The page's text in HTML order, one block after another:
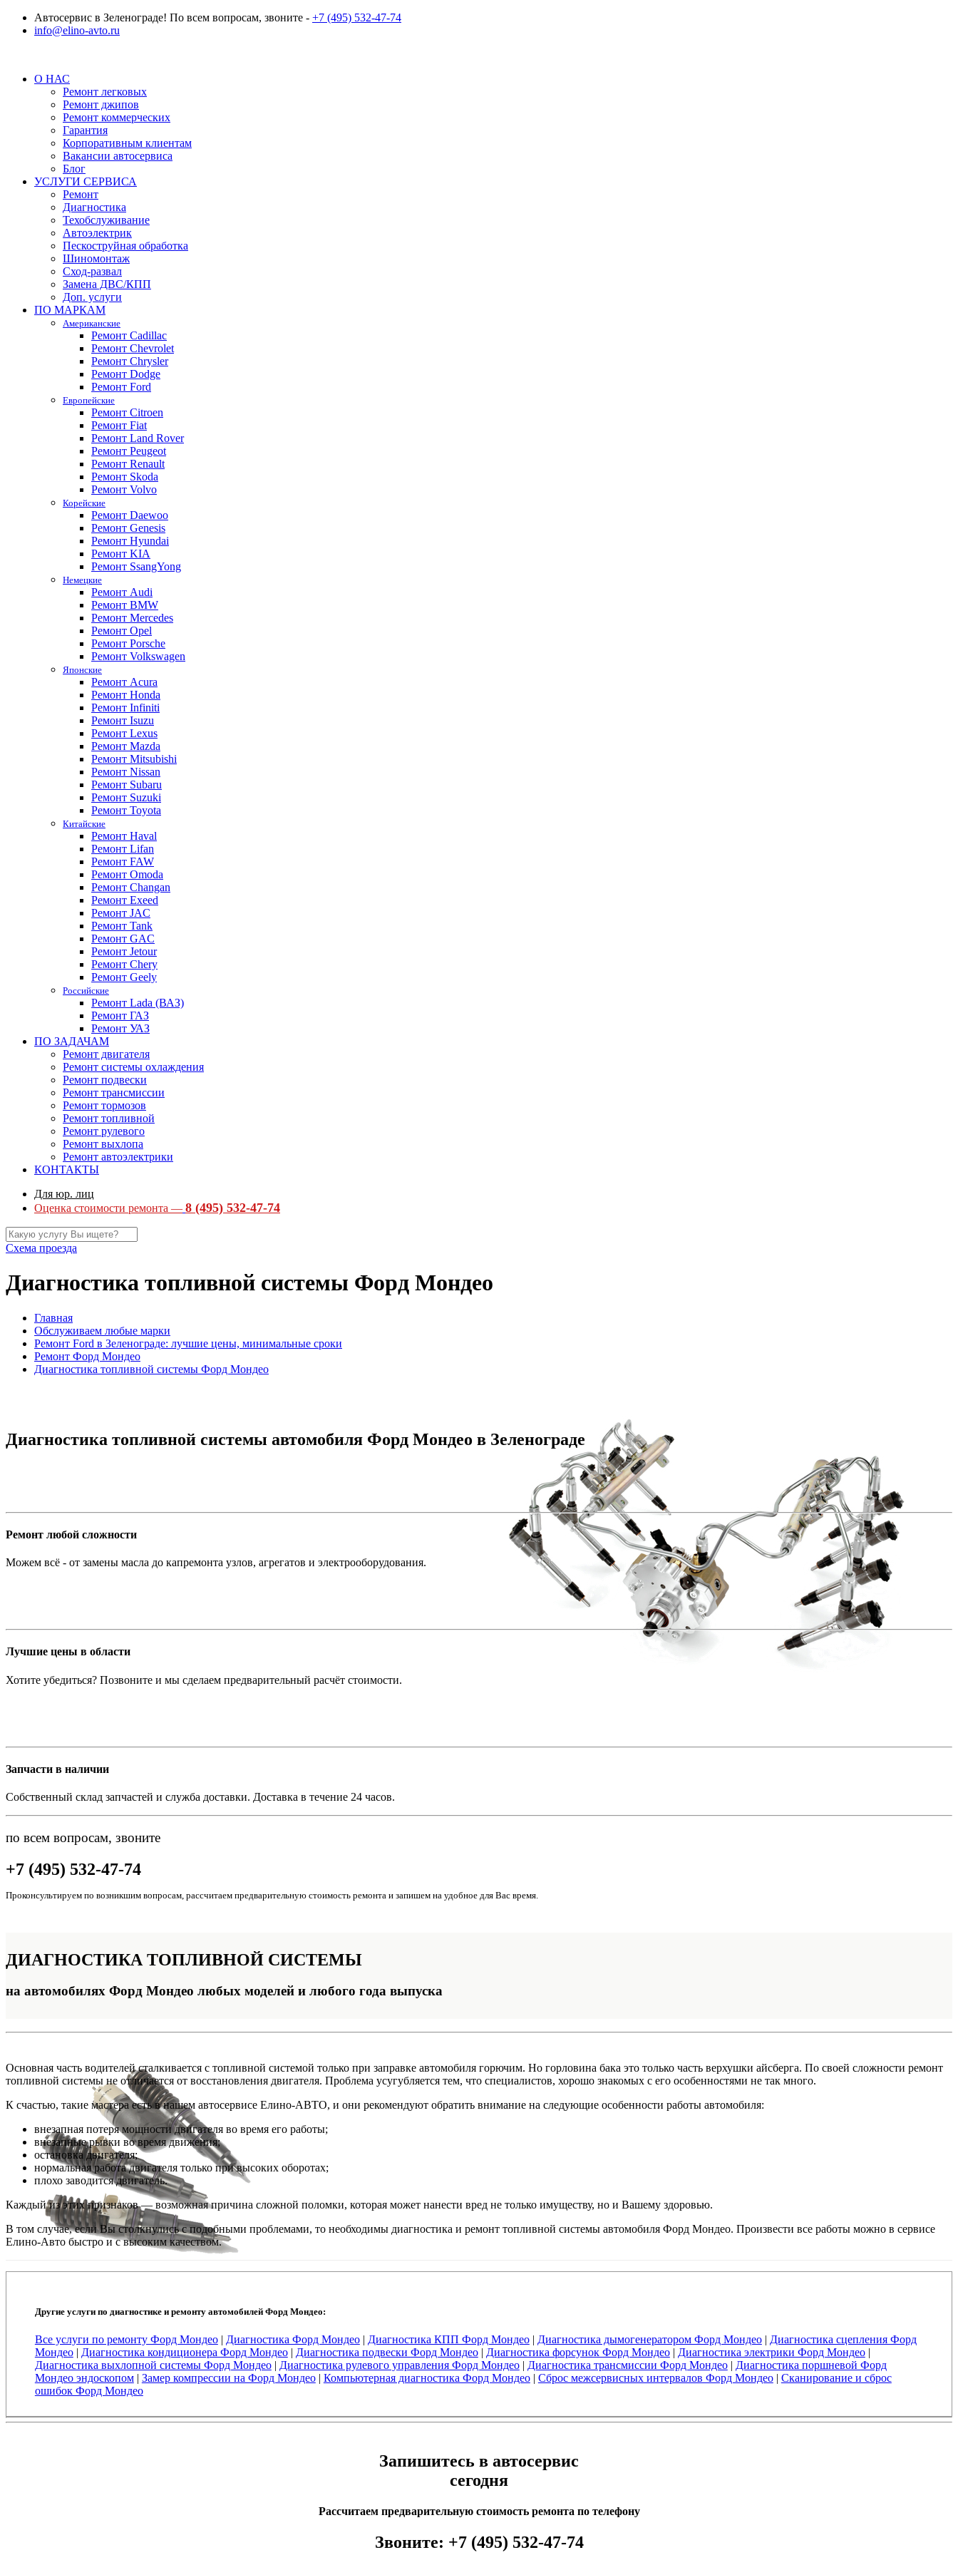
Автосервис в Зеленограде! По всем вопросам, звоните - +7 (495) 532-47-74
info@elino-avto.ru
О НАС
Ремонт легковых
Ремонт джипов
Ремонт коммерческих
Гарантия
Корпоративным клиентам
Вакансии автосервиса
Блог
УСЛУГИ СЕРВИСА
Ремонт
Диагностика
Техобслуживание
Автоэлектрик
Пескоструйная обработка
Шиномонтаж
Сход-развал
Замена ДВС/КПП
Доп. услуги
ПО МАРКАМ
Американские
Ремонт Cadillac
Ремонт Chevrolet
Ремонт Chrysler
Ремонт Dodge
Ремонт Ford
Европейские
Ремонт Citroen
Ремонт Fiat
Ремонт Land Rover
Ремонт Peugeot
Ремонт Renault
Ремонт Skoda
Ремонт Volvo
Корейские
Ремонт Daewoo
Ремонт Genesis
Ремонт Hyundai
Ремонт KIA
Ремонт SsangYong
Немецкие
Ремонт Audi
Ремонт BMW
Ремонт Mercedes
Ремонт Opel
Ремонт Porsche
Ремонт Volkswagen
Японские
Ремонт Acura
Ремонт Honda
Ремонт Infiniti
Ремонт Isuzu
Ремонт Lexus
Ремонт Mazda
Ремонт Mitsubishi
Ремонт Nissan
Ремонт Subaru
Ремонт Suzuki
Ремонт Toyota
Китайские
Ремонт Haval
Ремонт Lifan
Ремонт FAW
Ремонт Omoda
Ремонт Changan
Ремонт Exeed
Ремонт JAC
Ремонт Tank
Ремонт GAC
Ремонт Jetour
Ремонт Chery
Ремонт Geely
Российские
Ремонт Lada (ВАЗ)
Ремонт ГАЗ
Ремонт УАЗ
ПО ЗАДАЧАМ
Ремонт двигателя
Ремонт системы охлаждения
Ремонт подвески
Ремонт трансмиссии
Ремонт тормозов
Ремонт топливной
Ремонт рулевого
Ремонт выхлопа
Ремонт автоэлектрики
КОНТАКТЫ
Для юр. лиц
Оценка стоимости ремонта — 8 (495) 532-47-74
Схема проезда
Диагностика топливной системы Форд Мондео
Главная
Обслуживаем любые марки
Ремонт Ford в Зеленограде: лучшие цены, минимальные сроки
Ремонт Форд Мондео
Диагностика топливной системы Форд Мондео
Диагностика топливной системы автомобиля Форд Мондео в Зеленограде
Ремонт любой сложности
Можем всё - от замены масла до капремонта узлов, агрегатов и электрооборудования.
Лучшие цены в области
Хотите убедиться? Позвоните и мы сделаем предварительный расчёт стоимости.
Запчасти в наличии
Собственный склад запчастей и служба доставки. Доставка в течение 24 часов.
по всем вопросам, звоните
+7 (495) 532-47-74
Проконсультируем по возникшим вопросам, рассчитаем предварительную стоимость ремонта и запишем на удобное для Вас время.
ДИАГНОСТИКА ТОПЛИВНОЙ СИСТЕМЫ
на автомобилях Форд Мондео любых моделей и любого года выпуска
Основная часть водителей сталкивается с топливной системой только при заправке автомобиля горючим. Но горловина бака это только часть верхушки айсберга. По своей сложности ремонт
топливной системы не отличается от восстановления двигателя. Проблема усугубляется тем, что специалистов, хорошо знакомых с его особенностями не так много.
К счастью, такие мастера есть в нашем автосервисе Елино-АВТО, и они рекомендуют обратить внимание на следующие особенности работы автомобиля:
внезапная потеря мощности двигателя во время его работы;
внезапные рывки во время движения;
остановка двигателя;
нормальная работа двигателя только при высоких оборотах;
плохо заводится двигатель.
Каждый из этих признаков — возможная причина сложной поломки, которая может нанести вред не только имуществу, но и Вашему здоровью.
В том случае, если Вы столкнулись с подобными проблемами, то необходимы диагностика и ремонт топливной системы автомобиля Форд Мондео. Произвести все работы можно в сервисе
Елино-Авто быстро и с высоким качеством.
Другие услуги по диагностике и ремонту автомобилей Форд Мондео:
Все услуги по ремонту Форд Мондео| Диагностика Форд Мондео| Диагностика КПП Форд Мондео| Диагностика дымогенератором Форд Мондео| Диагностика сцепления Форд
Мондео| Диагностика кондиционера Форд Мондео| Диагностика подвески Форд Мондео| Диагностика форсунок Форд Мондео| Диагностика электрики Форд Мондео|
Диагностика выхлопной системы Форд Мондео| Диагностика рулевого управления Форд Мондео| Диагностика трансмиссии Форд Мондео| Диагностика поршневой Форд
Мондео эндоскопом| Замер компрессии на Форд Мондео| Компьютерная диагностика Форд Мондео| Сброс межсервисных интервалов Форд Мондео| Сканирование и сброс
ошибок Форд Мондео
Запишитесь в автосервис
сегодня
Рассчитаем предварительную стоимость ремонта по телефону
Звоните: +7 (495) 532-47-74